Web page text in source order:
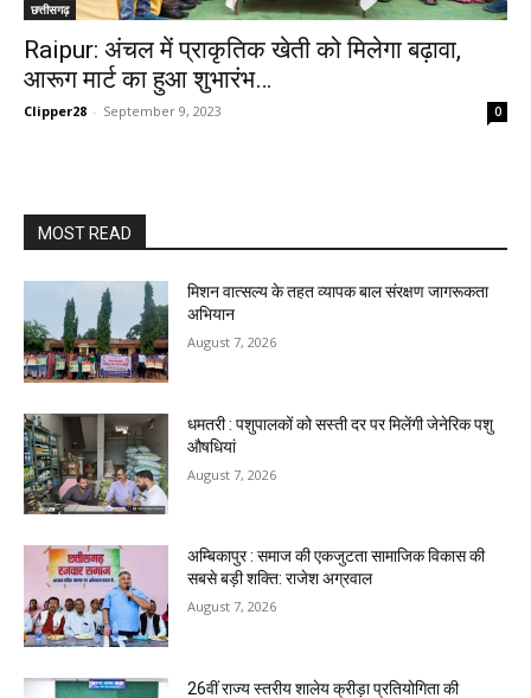
छत्तीसगढ़
Raipur: अंचल में प्राकृतिक खेती को मिलेगा बढ़ावा,
आरूग मार्ट का हुआ शुभारंभ…
Clipper28 - September 9, 2023 0
MOST READ
मिशन वात्सल्य के तहत व्यापक बाल संरक्षण जागरूकता
अभियान
August 7, 2026
धमतरी : पशुपालकों को सस्ती दर पर मिलेंगी जेनेरिक पशु
औषधियां
August 7, 2026
अम्बिकापुर : समाज की एकजुटता सामाजिक विकास की
सबसे बड़ी शक्ति: राजेश अग्रवाल
August 7, 2026
26वीं राज्य स्तरीय शालेय क्रीड़ा प्रतियोगिता की